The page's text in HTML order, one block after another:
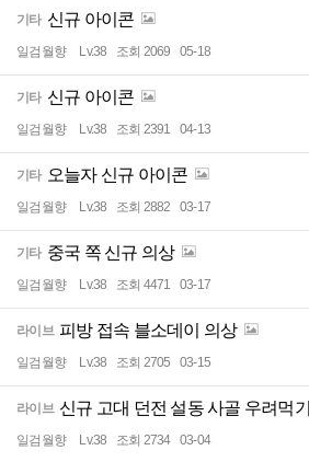
기타 신규 아이콘
일검월향 Lv.38 조회 2069 05-18
기타 신규 아이콘
일검월향 Lv.38 조회 2391 04-13
기타 오늘자 신규 아이콘
일검월향 Lv.38 조회 2882 03-17
기타 중국 쪽 신규 의상
일검월향 Lv.38 조회 4471 03-17
라이브 피방 접속 블소데이 의상
일검월향 Lv.38 조회 2705 03-15
라이브 신규 고대 던전 설동 사골 우려먹기
일검월향 Lv.38 조회 2734 03-04